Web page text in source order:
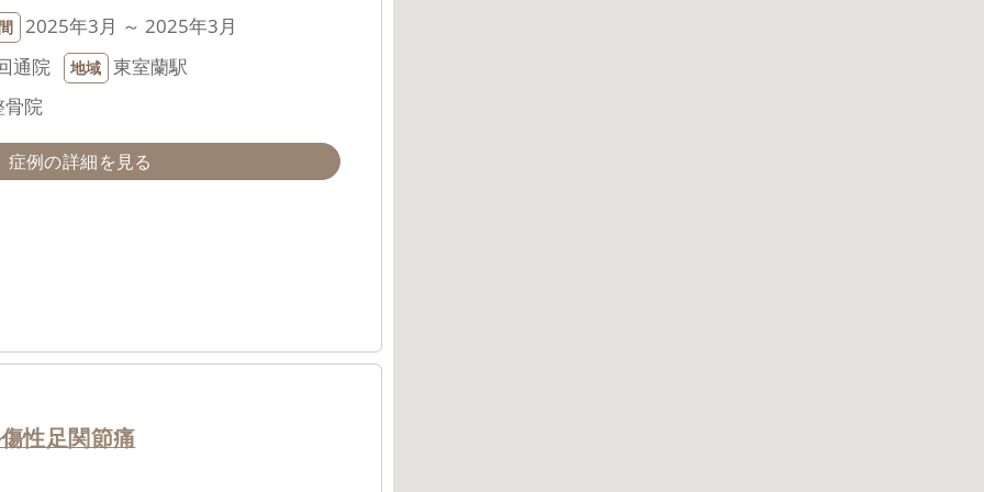
2025年3月 ～ 2025年3月
通院
地域 東室蘭駅
骨院
症例の詳細を見る
性足関節痛